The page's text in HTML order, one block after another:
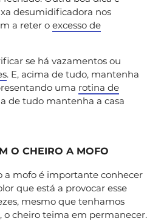
desumidificadora nos
a reter o excesso de
se há vazamentos ou
. E, acima de tudo, mantenha
uma rotina de
de tudo mantenha a casa
O CHEIRO A MOFO
a mofo é importante conhecer
que está a provocar esse
mesmo que tenhamos
cheiro teima em permanecer.